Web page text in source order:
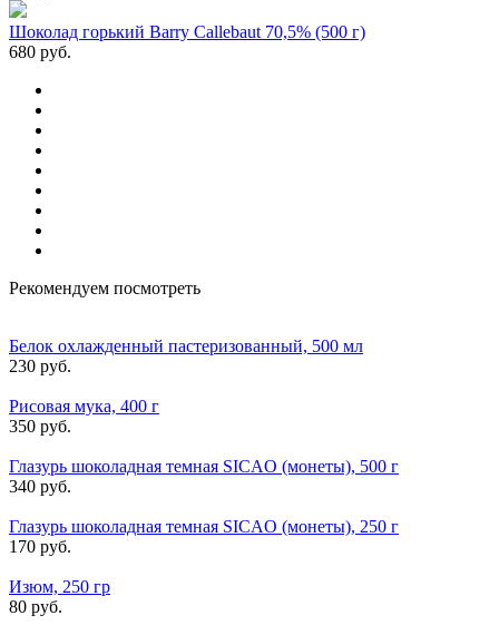
Шоколад горький Barry Callebaut 70,5% (500 г)
680 руб.
Рекомендуем посмотреть
Белок охлажденный пастеризованный, 500 мл
230 руб.
Рисовая мука, 400 г
350 руб.
Глазурь шоколадная темная SICAO (монеты), 500 г
340 руб.
Глазурь шоколадная темная SICAO (монеты), 250 г
170 руб.
Изюм, 250 гр
80 руб.